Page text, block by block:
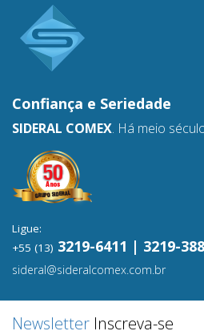
Confiança e Seriedade
SIDERAL COMEX. Há meio
Ligue:
+55 (13) 3219-6411 | 3219-
sideral@sideralcomex.com.br
Newsletter Inscreva-se